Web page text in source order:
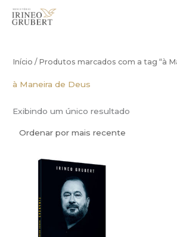
para
Início / Produtos marcados com a tag “à
à Maneira de Deus
Exibindo um único resultado